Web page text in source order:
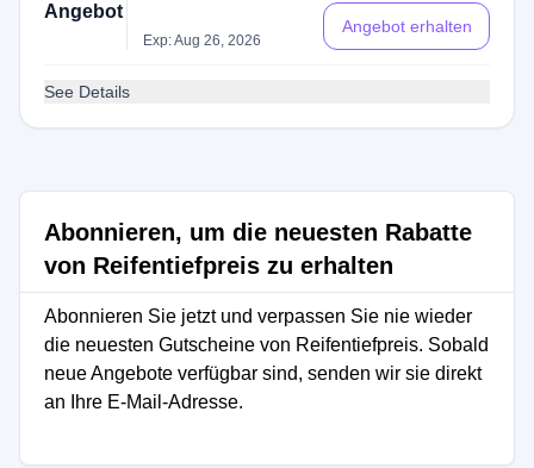
Angebot
Exp: Aug 26, 2026
Angebot erhalten
See Details
Abonnieren, um die neuesten Rabatte
von Reifentiefpreis zu erhalten
Abonnieren Sie jetzt und verpassen Sie nie wieder
die neuesten Gutscheine von Reifentiefpreis. Sobald
neue Angebote verfügbar sind, senden wir sie direkt
an Ihre E-Mail-Adresse.